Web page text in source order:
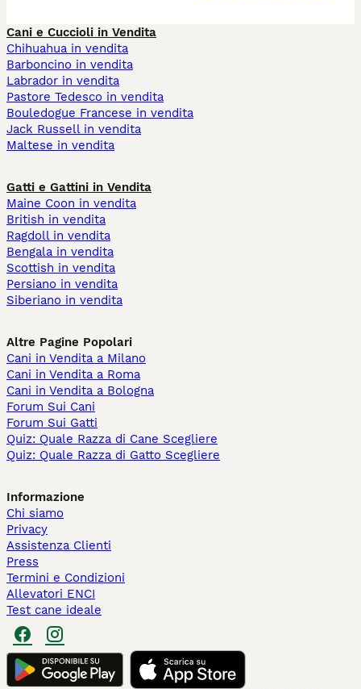
Cani e Cuccioli in Vendita
Chihuahua in vendita
Barboncino in vendita
Labrador in vendita
Pastore Tedesco in vendita
Bouledogue Francese in vendita
Jack Russell in vendita
Maltese in vendita
Gatti e Gattini in Vendita
Maine Coon in vendita
British in vendita
Ragdoll in vendita
Bengala in vendita
Scottish in vendita
Persiano in vendita
Siberiano in vendita
Altre Pagine Popolari
Cani in Vendita a Milano
Cani in Vendita a Roma
Cani in Vendita a Bologna
Forum Sui Cani
Forum Sui Gatti
Quiz: Quale Razza di Cane Scegliere
Quiz: Quale Razza di Gatto Scegliere
Informazione
Chi siamo
Privacy
Assistenza Clienti
Press
Termini e Condizioni
Allevatori ENCI
Test cane ideale